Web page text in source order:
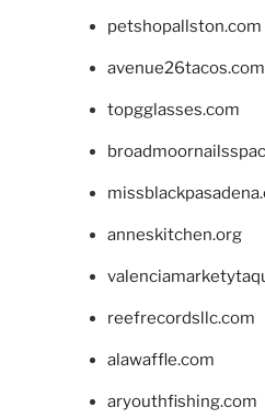
petshopallston.com
avenue26tacos.com
topgglasses.com
anneskitchen.org
reefrecordsllc.com
alawaffle.com
aryouthfishing.com